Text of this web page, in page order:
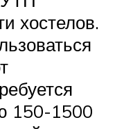
хостелов.
150-1500